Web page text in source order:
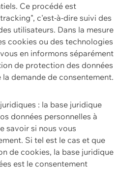
Ce procédé est
c'est-à-dire suivi des
utilisateurs. Dans la mesure
cookies ou des technologies
en informons séparément
de protection des données
la demande de consentement.
: la base juridique
données personnelles à
savoir si nous vous
Si tel est le cas et que
de cookies, la base juridique
est le consentement